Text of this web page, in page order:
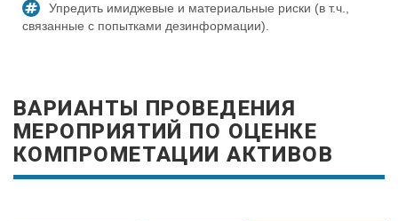
Упредить имиджевые и материальные риски (в т.ч.,
связанные с попытками дезинформации).
ВАРИАНТЫ ПРОВЕДЕНИЯ
МЕРОПРИЯТИЙ ПО ОЦЕНКЕ
КОМПРОМЕТАЦИИ АКТИВОВ